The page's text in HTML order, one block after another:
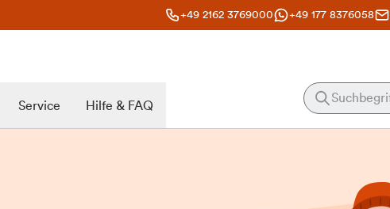
+49 2162 3769000 +49 177 8376058
Service Hilfe & FAQ